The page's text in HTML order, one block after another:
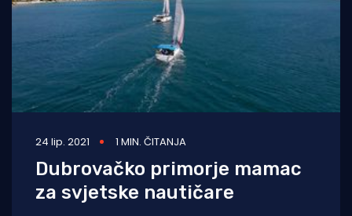
24 lip. 2021 1 MIN. ČITANJA
Dubrovačko primorje mamac
za svjetske nautičare